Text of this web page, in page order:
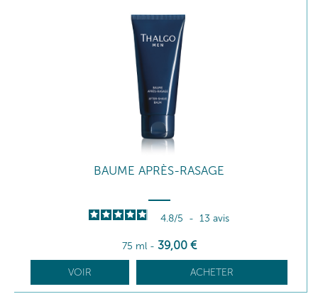
BAUME APRÈS-RASAGE
4.8/5 - 13 avis
75 ml - 39,00 €
VOIR ACHETER